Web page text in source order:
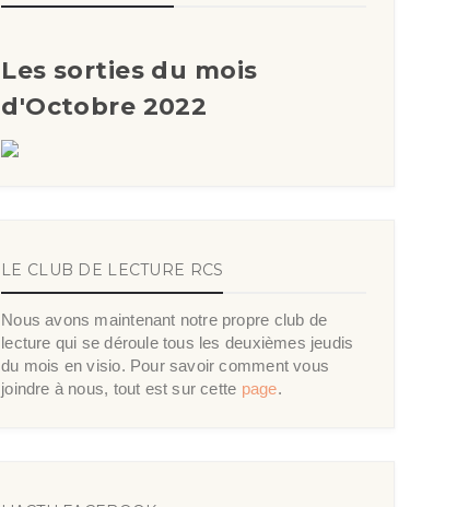
Les sorties du mois
d'Octobre 2022
LE CLUB DE LECTURE RCS
Nous avons maintenant notre propre club de
lecture qui se déroule tous les deuxièmes jeudis
du mois en visio. Pour savoir comment vous
joindre à nous, tout est sur cette page.